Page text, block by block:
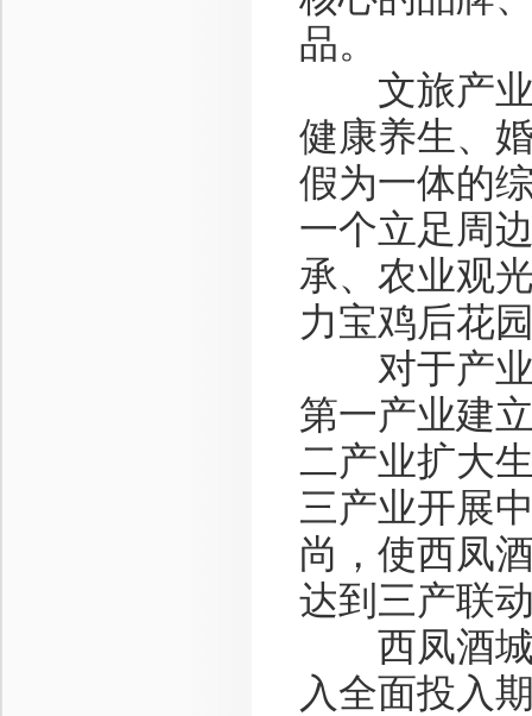
品。
文旅产业
健康养生、
假为一体的
一个立足周
承、农业观
力宝鸡后花
对于产业
第一产业建
二产业扩大
三产业开展
尚，使西凤
达到三产联
西凤酒城
入全面投入